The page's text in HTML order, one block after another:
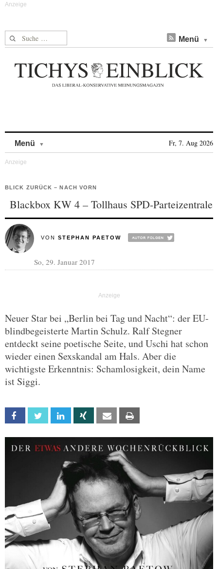
Suche nach: Menü
Menü Fr, 7. Aug 2026
BLICK ZURÜCK – NACH VORN
Blackbox KW 4 – Tollhaus SPD-Parteizentrale
VON STEPHAN PAETOW
So, 29. Januar 2017
Neuer Star bei „Berlin bei Tag und Nacht“: der EU-
blindbegeisterte Martin Schulz. Ralf Stegner
entdeckt seine poetische Seite, und Uschi hat schon
wieder einen Sexskandal am Hals. Aber die
wichtigste Erkenntnis: Schamlosigkeit, dein Name
ist Siggi.
Facebook Twitter Linkedin Xing Email